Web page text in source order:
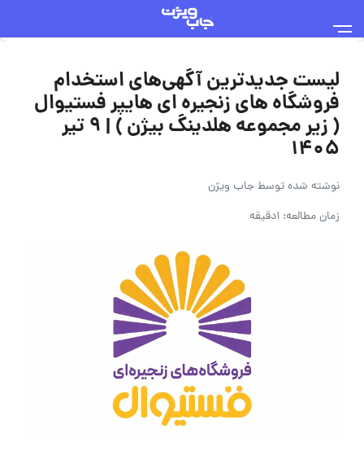
لیست جدیدترین آگهی‌های استخدام
فروشگاه های زنجیره ای هایپر فستیوال
( زیر مجموعه هلدینگ بیژن ) | ۹ تیر
۱۴۰۵
نوشته شده توسطجاب ویژن
زمان مطالعه: 1دقیقه